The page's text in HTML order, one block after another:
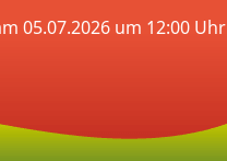
05.07.2026 um 12:00 Uhr